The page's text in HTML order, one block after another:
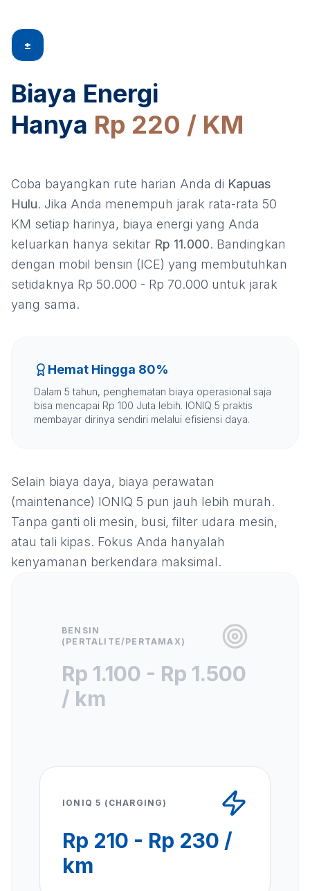
±
Biaya Energi
Hanya Rp 220 / KM
Coba bayangkan rute harian Anda di Kapuas
Hulu. Jika Anda menempuh jarak rata-rata 50
KM setiap harinya, biaya energi yang Anda
keluarkan hanya sekitar Rp 11.000. Bandingkan
dengan mobil bensin (ICE) yang membutuhkan
setidaknya Rp 50.000 - Rp 70.000 untuk jarak
yang sama.
Hemat Hingga 80%
Dalam 5 tahun, penghematan biaya operasional saja
bisa mencapai Rp 100 Juta lebih. IONIQ 5 praktis
membayar dirinya sendiri melalui efisiensi daya.
Selain biaya daya, biaya perawatan
(maintenance) IONIQ 5 pun jauh lebih murah.
Tanpa ganti oli mesin, busi, filter udara mesin,
atau tali kipas. Fokus Anda hanyalah
kenyamanan berkendara maksimal.
BENSIN
(PERTALITE/PERTAMAX)
Rp 1.100 - Rp 1.500
/ km
IONIQ 5 (CHARGING)
Rp 210 - Rp 230 /
km